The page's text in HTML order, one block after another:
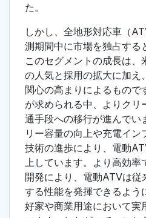
た。
しかし、全地形対応車（
測期間中に市場を独占する
このセグメントの成長は
の人気と採用の拡大に加え
関心の高まりによるもので
が求められる中、よりクリ
通手段への移行が進んでい
リー容量の向上や充電イ
技術の進歩により、電動
上しています。より高効率
開発により、電動ATVは従
する性能を発揮できるよう
好家や商業用途において実